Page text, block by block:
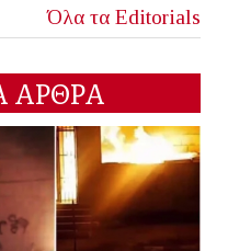
Όλα τα Editorials
ΑΡΘΡΑ